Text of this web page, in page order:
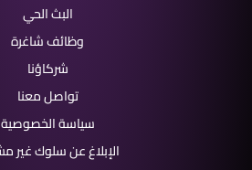
البث الحي
وظائف شاغرة
شركاؤنا
تواصل معنا
سياسة الخصوصية
الإبلاغ عن سلوك غير